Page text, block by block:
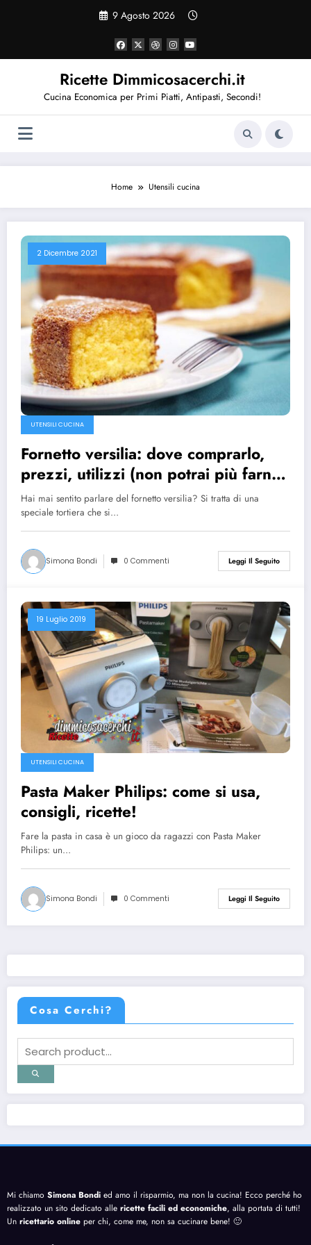
9 Agosto 2026
Ricette Dimmicosacerchi.it
Cucina Economica per Primi Piatti, Antipasti, Secondi!
Home Utensili cucina
2 Dicembre 2021
UTENSILI CUCINA
Fornetto versilia: dove comprarlo,
prezzi, utilizzi (non potrai più farne
a meno!)
Hai mai sentito parlare del fornetto versilia? Si tratta di una
speciale tortiera che si…
Simona Bondi 0 Commenti Leggi Il Seguito
19 Luglio 2019
UTENSILI CUCINA
Pasta Maker Philips: come si usa,
consigli, ricette!
Fare la pasta in casa è un gioco da ragazzi con Pasta Maker
Philips: un…
Simona Bondi 0 Commenti Leggi Il Seguito
Cosa Cerchi?
Mi chiamo Simona Bondi ed amo il risparmio, ma non la cucina! Ecco perché ho
realizzato un sito dedicato alle ricette facili ed economiche, alla portata di tutti!
Un ricettario online per chi, come me, non sa cucinare bene! 🙂